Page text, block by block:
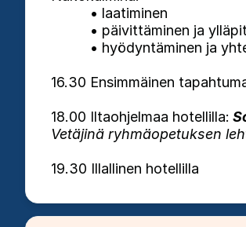
• laatiminen
• päivittäminen ja
• hyödyntäminen ja
16.30 Ensimmäinen
18.00 Iltaohjelmaa hotellilla:
Vetäjinä ryhmäopetuksen
19.30 Illallinen hotellilla